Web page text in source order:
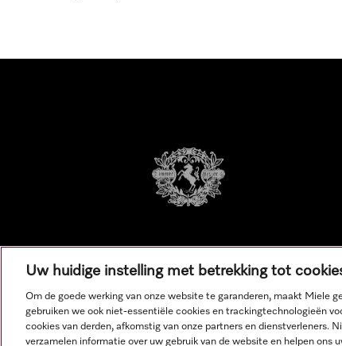
Uw huidige instelling met betrekking tot
Om de goede werking van onze website te garanderen, maakt Miele
gebruiken we ook niet-essentiële cookies en trackingtechnologieën
cookies van derden, afkomstig van onze partners en dienstverleners.
verzamelen informatie over uw gebruik van de website en helpen ons